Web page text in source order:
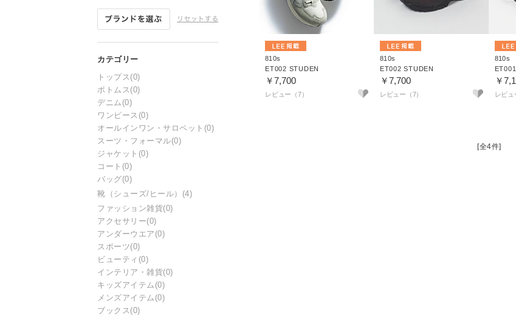
トップス (0)
ボトムス (0)
デニム (0)
ワンピース (0)
オールインワン・サロペット (0)
スーツ・フォーマル(0)
ジャケット (0)
コート (0)
バッグ(0)
靴（シューズ/ヒール） (4)
ファッション雑貨(0)
アクセサリー(0)
アンダーウエア (0)
スポーツ(0)
ビューティ (0)
インテリア・雑貨(0)
キッズアイテム (0)
メンズアイテム (0)
ブックス (0)
810s
ET002 STUDEN
￥7,700
レビュー（7）
810s
ET002 STUDEN
￥7,700
レビュー（7）
810s
￥
レビュ
[全4件]